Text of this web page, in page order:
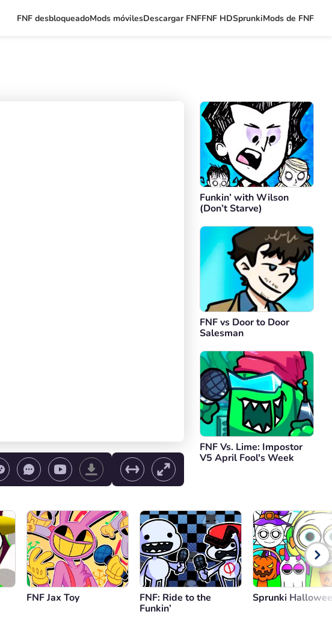
FNF desbloqueadoMods móvilesDescargar FNFFNF HDSprunkiMods de FNF
Funkin’ with Wilson
(Don’t Starve)
FNF vs Door to Door
Salesman
FNF Vs. Lime: Impostor
V5 April Fool's Week
FNF Jax Toy
FNF: Ride to the
Funkin’
Sprunki